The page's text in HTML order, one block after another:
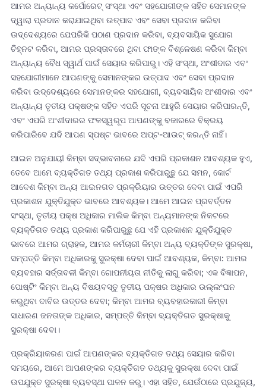
ଆମର ଅନ୍ୟାନ୍ୟ କର୍ପୋରେଟ୍ ସଂସ୍ଥା ଏବଂ ସହଯୋଗୀଙ୍କ ସହିତ ସେମାନଙ୍କ
ଦ୍ୱାରା ପ୍ରଦାନ କରାଯାଇଥିବା ଉତ୍ପାଦ ଏବଂ ସେବା ପ୍ରଦାନ କରିବା
ଉଦ୍ଦେଶ୍ୟରେ ଯେପରିକି ପଠାଣ ପ୍ରଦାନ କରିବା, ବ୍ୟବସାୟିକ ସୁଯୋଗ
ଚିହ୍ନଟ କରିବା, ଆମର ପ୍ରସ୍ତାବରେ ଥିବା ଫାଙ୍କ ବିଶ୍ଳେଷଣ କରିବା କିମ୍ବା
ଅନ୍ୟାନ୍ୟ ବୈଧ ସ୍ୱାର୍ଥ ପାଇଁ ସେୟାର କରିପାରୁ। ଏହି ସଂସ୍ଥା, ଅଂଶୀଦାର ଏବଂ
ସହଯୋଗୀମାନେ ଆପଣଙ୍କୁ ସେମାନଙ୍କର ଉତ୍ପାଦ ଏବଂ ସେବା ପ୍ରଦାନ
କରିବା ଉଦ୍ଦେଶ୍ୟରେ ସେମାନଙ୍କର ସହଯୋଗୀ, ବ୍ୟବସାୟିକ ଅଂଶୀଦାର ଏବଂ
ଅନ୍ୟାନ୍ୟ ତୃତୀୟ ପକ୍ଷଙ୍କ ସହିତ ଏପରି ସୂଚନା ଆହୁରି ସେୟାର କରିପାରନ୍ତି,
ଏବଂ ଏପରି ଅଂଶୀଦାରର ଫଳସ୍ୱରୂପ ଆପଣଙ୍କୁ ବଜାରରେ ବିକ୍ରୟ
କରିପାରିବେ ଯଦି ଆପଣ ସ୍ପଷ୍ଟ ଭାବରେ ଅପ୍ଟ-ଆଉଟ୍ କରନ୍ତି ନାହିଁ।
ଆଇନ ଅନୁଯାୟୀ କିମ୍ବା ସଦ୍‌ଭାବନାରେ ଯଦି ଏପରି ପ୍ରକାଶନ ଆବଶ୍ୟକ ହୁଏ,
ତେବେ ଆମେ ବ୍ୟକ୍ତିଗତ ତଥ୍ୟ ପ୍ରକାଶ କରିପାରୁଛୁ ଯେ ସମନ, କୋର୍ଟ
ଆଦେଶ କିମ୍ବା ଅନ୍ୟ ଆଇନଗତ ପ୍ରକ୍ରିୟାର ଉତ୍ତର ଦେବା ପାଇଁ ଏପରି
ପ୍ରକାଶନ ଯୁକ୍ତିଯୁକ୍ତ ଭାବରେ ଆବଶ୍ୟକ। ଆମେ ଆଇନ ପ୍ରବର୍ତ୍ତନ
ସଂସ୍ଥା, ତୃତୀୟ ପକ୍ଷ ଅଧିକାର ମାଲିକ କିମ୍ବା ଅନ୍ୟମାନଙ୍କ ନିକଟରେ
ବ୍ୟକ୍ତିଗତ ତଥ୍ୟ ପ୍ରକାଶ କରିପାରୁଛୁ ଯେ ଏହି ପ୍ରକାଶନ ଯୁକ୍ତିଯୁକ୍ତ
ଭାବରେ ଆମର ଗ୍ରାହକ, ଆମର କର୍ମଚାରୀ କିମ୍ବା ଅନ୍ୟ ବ୍ୟକ୍ତିଙ୍କ ସୁରକ୍ଷା,
ସମ୍ପତ୍ତି କିମ୍ବା ଅଧିକାରକୁ ସୁରକ୍ଷା ଦେବା ପାଇଁ ଆବଶ୍ୟକ, କିମ୍ବା: ଆମର
ବ୍ୟବହାର ସର୍ତ୍ତାବଳୀ କିମ୍ବା ଗୋପନୀୟତା ନୀତିକୁ ଲାଗୁ କରିବା; ଏକ ବିଜ୍ଞାପନ,
ପୋଷ୍ଟିଂ କିମ୍ବା ଅନ୍ୟ ବିଷୟବସ୍ତୁ ତୃତୀୟ ପକ୍ଷର ଅଧିକାର ଉଲ୍ଲଂଘନ
କରୁଥିବା ଦାବିର ଉତ୍ତର ଦେବା; କିମ୍ବା ଆମର ବ୍ୟବହାରକାରୀ କିମ୍ବା
ସାଧାରଣ ଜନତାଙ୍କ ଅଧିକାର, ସମ୍ପତ୍ତି କିମ୍ବା ବ୍ୟକ୍ତିଗତ ସୁରକ୍ଷାକୁ
ସୁରକ୍ଷା ଦେବା।
ପ୍ରକ୍ରିୟାକରଣ ପାଇଁ ଆପଣଙ୍କର ବ୍ୟକ୍ତିଗତ ତଥ୍ୟ ସେୟାର କରିବା
ସମୟରେ, ଆମେ ଆପଣଙ୍କର ବ୍ୟକ୍ତିଗତ ତଥ୍ୟକୁ ସୁରକ୍ଷା ଦେବା ପାଇଁ
ଉପଯୁକ୍ତ ସୁରକ୍ଷା ବ୍ୟବସ୍ଥା ପାଳନ କରୁ। ଏହା ସହିତ, ଯେଉଁଠାରେ ପ୍ରଯୁଜ୍ୟ,